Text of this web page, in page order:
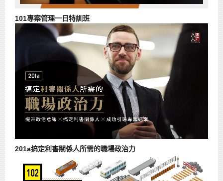
101專案管理一日特訓班
201a搞定利害關係人所需的職場政治力